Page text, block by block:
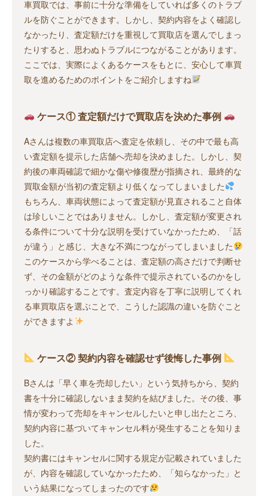
車買取では、事前に十分な準備をしていれば多くのトラブ
ルを防ぐことができます。しかし、契約内容をよく確認し
なかったり、査定額だけを重視して買取店を選んでしまっ
たりすると、思わぬトラブルにつながることがあります。
ここでは、実際によくあるケースをもとに、安心して車買
取を進めるためのポイントをご紹介しますね
ケース① 査定額だけで買取店を決めた事例
Aさんは複数の車買取店へ査定を依頼し、その中で最も高
い査定額を提示した店舗へ売却を決めました。しかし、契
約後の車両確認で細かな傷や修復歴が指摘され、最終的な
買取金額が当初の査定額より低くなってしまいました
もちろん、車両状態によって査定額が見直されること自体
は珍しいことではありません。しかし、査定額が変更され
る条件について十分な説明を受けていなかったため、「話
が違う」と感じ、大きな不満につながってしまいました
このケースから学べることは、査定額の高さだけで判断せ
ず、その金額がどのような条件で提示されているのかをし
っかり確認することです。査定内容を丁寧に説明してくれ
る車買取店を選ぶことで、こうした認識の違いを防ぐこと
ができますよ
ケース② 契約内容を確認せず後悔した事例
Bさんは「早く車を売却したい」という気持ちから、契約
書を十分に確認しないまま契約を結びました。その後、事
情が変わって売却をキャンセルしたいと申し出たところ、
契約内容に基づいてキャンセル料が発生することを知りま
した。
契約書にはキャンセルに関する規定が記載されていました
が、内容を確認していなかったため、「知らなかった」と
いう結果になってしまったのです